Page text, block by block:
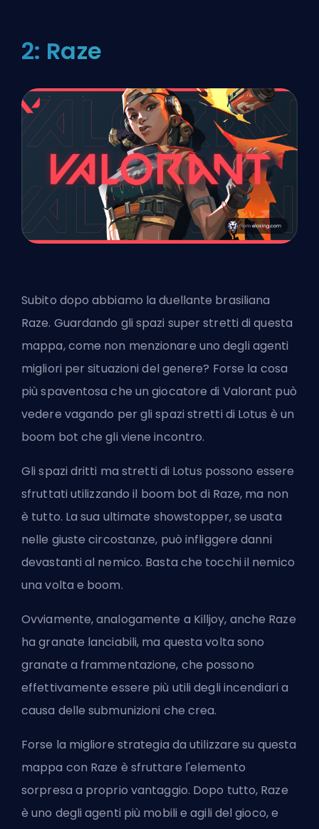
2: Raze
Subito dopo abbiamo la duellante brasiliana
Raze. Guardando gli spazi super stretti di questa
mappa, come non menzionare uno degli agenti
migliori per situazioni del genere? Forse la cosa
più spaventosa che un giocatore di Valorant può
vedere vagando per gli spazi stretti di Lotus è un
boom bot che gli viene incontro.
Gli spazi dritti ma stretti di Lotus possono essere
sfruttati utilizzando il boom bot di Raze, ma non
è tutto. La sua ultimate showstopper, se usata
nelle giuste circostanze, può infliggere danni
devastanti al nemico. Basta che tocchi il nemico
una volta e boom.
Ovviamente, analogamente a Killjoy, anche Raze
ha granate lanciabili, ma questa volta sono
granate a frammentazione, che possono
effettivamente essere più utili degli incendiari a
causa delle submunizioni che crea.
Forse la migliore strategia da utilizzare su questa
mappa con Raze è sfruttare l'elemento
sorpresa a proprio vantaggio. Dopo tutto, Raze
è uno degli agenti più mobili e agili del gioco, e